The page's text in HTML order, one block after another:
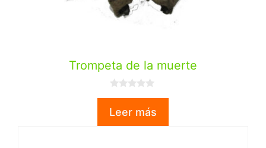
Trompeta de la muerte
Leer más